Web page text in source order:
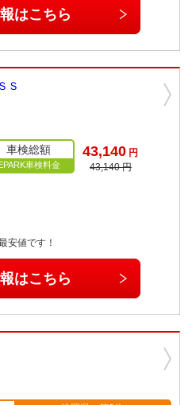
はこちら
Ｓ
車検総額
車検料金
43,140 円
43,140 円
安値です！
はこちら